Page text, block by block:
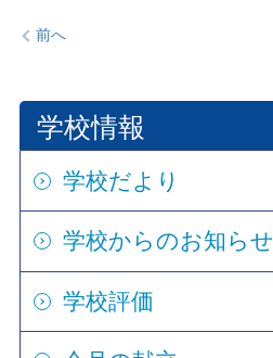
前へ
学校情報
学校だより
学校からのお知らせ
学校評価